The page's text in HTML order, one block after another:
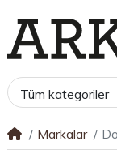
Tüm kategoriler
Markalar